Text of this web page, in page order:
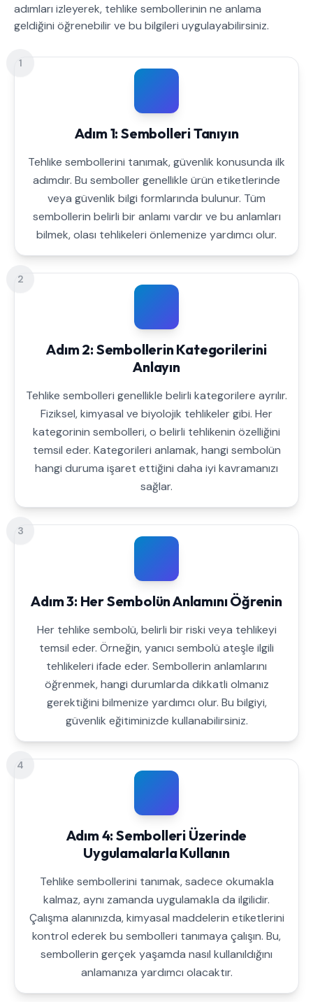
adımları izleyerek, tehlike sembollerinin ne anlama
geldiğini öğrenebilir ve bu bilgileri uygulayabilirsiniz.
1
Adım 1: Sembolleri Tanıyın
Tehlike sembollerini tanımak, güvenlik konusunda ilk
adımdır. Bu semboller genellikle ürün etiketlerinde
veya güvenlik bilgi formlarında bulunur. Tüm
sembollerin belirli bir anlamı vardır ve bu anlamları
bilmek, olası tehlikeleri önlemenize yardımcı olur.
2
Adım 2: Sembollerin Kategorilerini
Anlayın
Tehlike sembolleri genellikle belirli kategorilere ayrılır.
Fiziksel, kimyasal ve biyolojik tehlikeler gibi. Her
kategorinin sembolleri, o belirli tehlikenin özelliğini
temsil eder. Kategorileri anlamak, hangi sembolün
hangi duruma işaret ettiğini daha iyi kavramanızı
sağlar.
3
Adım 3: Her Sembolün Anlamını Öğrenin
Her tehlike sembolü, belirli bir riski veya tehlikeyi
temsil eder. Örneğin, yanıcı sembolü ateşle ilgili
tehlikeleri ifade eder. Sembollerin anlamlarını
öğrenmek, hangi durumlarda dikkatli olmanız
gerektiğini bilmenize yardımcı olur. Bu bilgiyi,
güvenlik eğitiminizde kullanabilirsiniz.
4
Adım 4: Sembolleri Üzerinde
Uygulamalarla Kullanın
Tehlike sembollerini tanımak, sadece okumakla
kalmaz, aynı zamanda uygulamakla da ilgilidir.
Çalışma alanınızda, kimyasal maddelerin etiketlerini
kontrol ederek bu sembolleri tanımaya çalışın. Bu,
sembollerin gerçek yaşamda nasıl kullanıldığını
anlamanıza yardımcı olacaktır.